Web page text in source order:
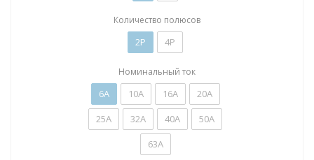
Количество полюсов
2P 4P
Номинальный ток
6А 10А 16А
20А
25А
32А 40А
50А
63А